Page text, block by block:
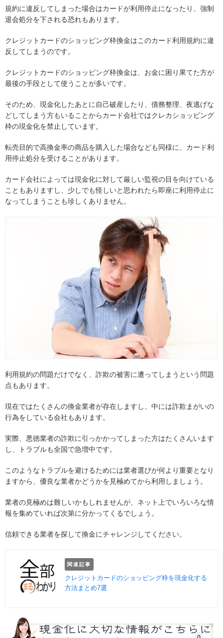
規約に違反してしまった場合はカードが利用停止になったり、強制
退会処分を下される恐れもあります。
クレジットカードのショッピング枠換金はこのカード利用規約に違
反してしまうのです。
クレジットカードのショッピング枠換金は、お金に困り果てた方が
最後の手段として使うことが多いです。
そのため、現金化したあとに自己破産したり、債務整理、夜逃げな
どしてしまう方もいることからカード会社ではクレカショッピング
枠の現金化を禁止しています。
転売目的で高換金率の商品を購入した場合なども同様に、カード利
用停止処分を受けることがあります。
カード会社によっては現金化に対して厳しい監視の目を向けている
こともありますし、少しでも怪しいと思われたら即座に利用停止に
なってしまうことも珍しくありません。
利用規約の問題だけでなく、詐欺の被害に遭ってしまうという問題
点もあります。
現在ではたくさんの換金業者が存在しますし、中には詐欺まがいの
行為をしている会社もあります。
実際、悪徳業者の詐欺に引っかかってしまった方はたくさんいます
し、トラブルも全国で急増中です。
このようなトラブルを避けるためには業者選びが何より重要となり
ますから、優良な業者かどうかを見極めてから利用しましょう。
業者の見極めは難しいかもしれませんが、ネット上でいろいろな情
報を集めていれば次第に分かってくるでしょう。
信頼できる業者を探して換金にチャレンジしてください。
関連記事
クレジットカードのショッピング枠を現金化する
方法まとめ7選